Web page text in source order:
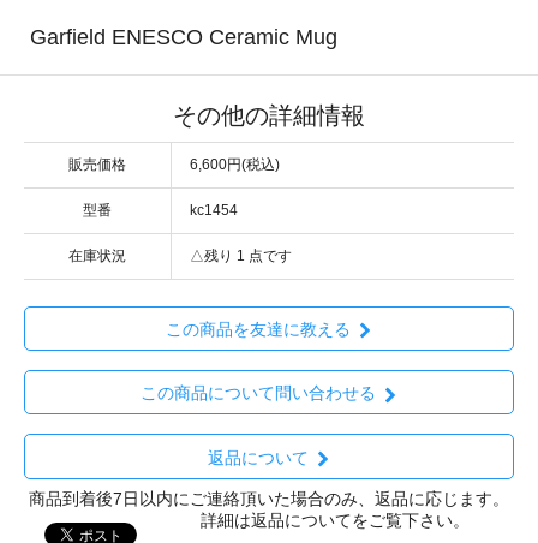
Garfield ENESCO Ceramic Mug
その他の詳細情報
販売価格 6,600円(税込)
型番 kc1454
在庫状況 △残り 1 点です
この商品を友達に教える
この商品について問い合わせる
返品について
商品到着後7日以内にご連絡頂いた場合のみ、返品に応じます。
詳細は返品についてをご覧下さい。